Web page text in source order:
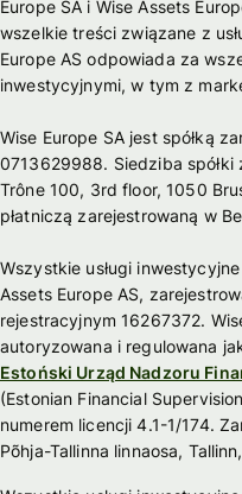
Europe SA i Wise Assets
wszelkie treści związane z
Europe AS odpowiada za
inwestycyjnymi, w tym z
Wise Europe SA jest spółką
0713629988. Siedziba spółki
Trône 100, 3rd floor, 1050
płatniczą zarejestrowaną w
Wszystkie usługi
Assets Europe AS,
rejestracyjnym 16267372.
autoryzowana i regulowana
Estoński Urząd Nadzoru
(Estonian Financial
numerem licencji 4.1-1/174.
Põhja-Tallinna linnaosa,